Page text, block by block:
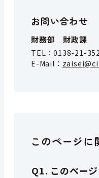
お問い合わせ
財務部 財政課
TEL：0138-21-
E-Mail：
このページに